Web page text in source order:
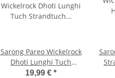
Sarong Pareo Wickelrock
Dhoti Lunghi Tuch
Strandtuch Schildkröte
19,99 € *